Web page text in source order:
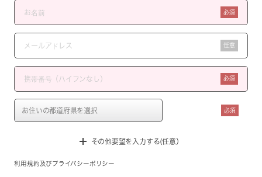
必須
任意
必須
必須
その他要望を入力する(任意）
利用規約 及び プライバシーポリシー